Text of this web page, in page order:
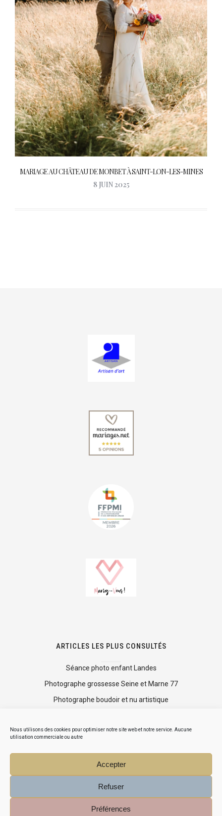
Nous utilisons des cookies pour optimiser notre site web et notre service. Aucune
utilisation commerciale ou autre
Accepter
Refuser
Préférences
MARIAGE AU CHÂTEAU DE MONBET À SAINT-LON-LES-MINES
8 JUIN 2025
ARTICLES LES PLUS CONSULTÉS
Séance photo enfant Landes
Photographe grossesse Seine et Marne 77
Photographe boudoir et nu artistique
Mini séance photo Noël